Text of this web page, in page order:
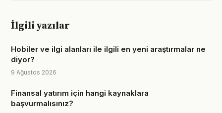
İlgili yazılar
Hobiler ve ilgi alanları ile ilgili en yeni araştırmalar ne
diyor?
9 Ağustos 2026
Finansal yatırım için hangi kaynaklara
başvurmalısınız?